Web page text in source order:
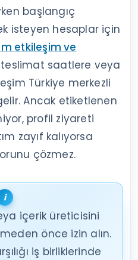
başlangıç
isteyen hesaplar için
etkileşim ve
teslimat saatlere veya
Türkiye merkezli
Ancak etiketlenen
profil ziyareti
zayıf kalıyorsa
çözmez.
içerik üreticisini
önce izin alın.
iş birliklerinde